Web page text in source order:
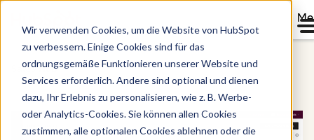
Wir verwenden Cookies, um die Website von HubSpot
zu verbessern. Einige Cookies sind für das
ordnungsgemäße Funktionieren unserer Website und
Services erforderlich. Andere sind optional und dienen
dazu, Ihr Erlebnis zu personalisieren, wie z. B. Werbe-
oder Analytics-Cookies. Sie können allen Cookies
zustimmen, alle optionalen Cookies ablehnen oder die
Sales Hub